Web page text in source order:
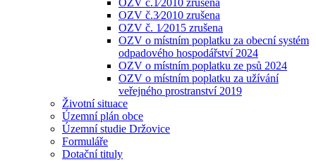
OZV č.1⁄2010 zrušena
OZV č.3⁄2010 zrušena
OZV č. 1⁄2015 zrušena
OZV o místním poplatku za obecní systém
odpadového hospodářství 2024
OZV o místním poplatku ze psů 2024
OZV o místním poplatku za užívání
veřejného prostranství 2019
Životní situace
Územní plán obce
Územní studie Držovice
Formuláře
Dotační tituly